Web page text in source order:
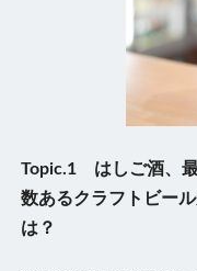
Topic.1 はしご酒、最
数あるクラフトビー
は？